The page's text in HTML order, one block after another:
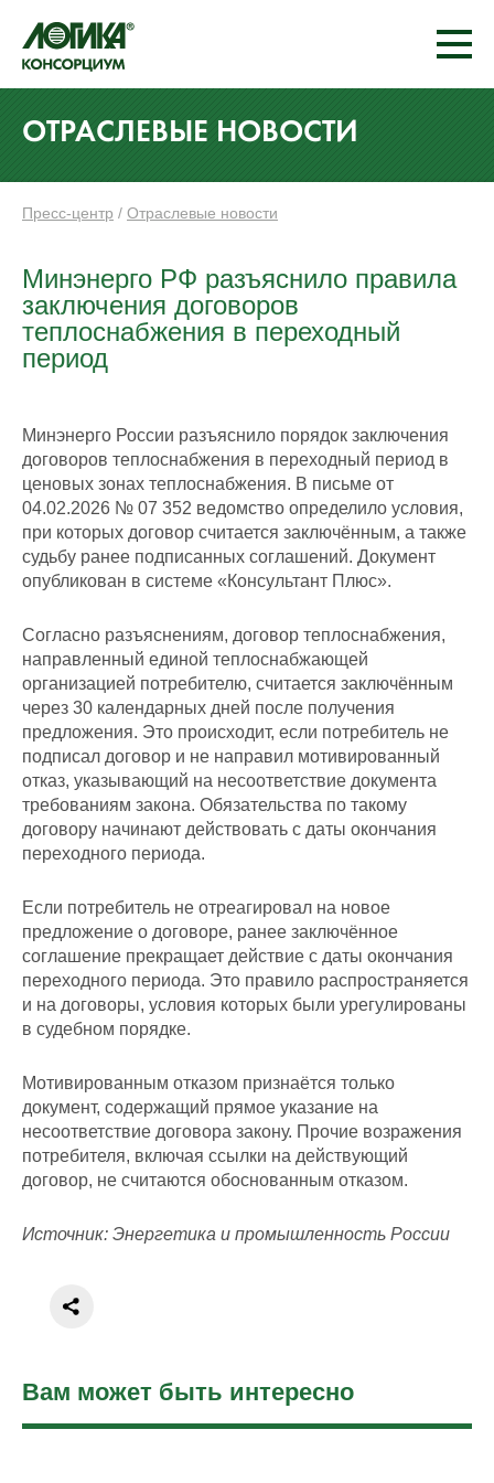
ОТРАСЛЕВЫЕ НОВОСТИ
Пресс-центр / Отраслевые новости
Минэнерго РФ разъяснило правила
заключения договоров
теплоснабжения в переходный
период
Минэнерго России разъяснило порядок заключения
договоров теплоснабжения в переходный период в
ценовых зонах теплоснабжения. В письме от
04.02.2026 № 07 352 ведомство определило условия,
при которых договор считается заключённым, а также
судьбу ранее подписанных соглашений. Документ
опубликован в системе «Консультант Плюс».
Согласно разъяснениям, договор теплоснабжения,
направленный единой теплоснабжающей
организацией потребителю, считается заключённым
через 30 календарных дней после получения
предложения. Это происходит, если потребитель не
подписал договор и не направил мотивированный
отказ, указывающий на несоответствие документа
требованиям закона. Обязательства по такому
договору начинают действовать с даты окончания
переходного периода.
Если потребитель не отреагировал на новое
предложение о договоре, ранее заключённое
соглашение прекращает действие с даты окончания
переходного периода. Это правило распространяется
и на договоры, условия которых были урегулированы
в судебном порядке.
Мотивированным отказом признаётся только
документ, содержащий прямое указание на
несоответствие договора закону. Прочие возражения
потребителя, включая ссылки на действующий
договор, не считаются обоснованным отказом.
Источник: Энергетика и промышленность России
Вам может быть интересно